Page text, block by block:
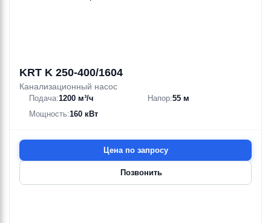
KRT K 250-400/1604
Канализационный насос
Подача:1200 м³/ч Напор:55 м
Мощность:160 кВт
Цена по запросу
Позвонить